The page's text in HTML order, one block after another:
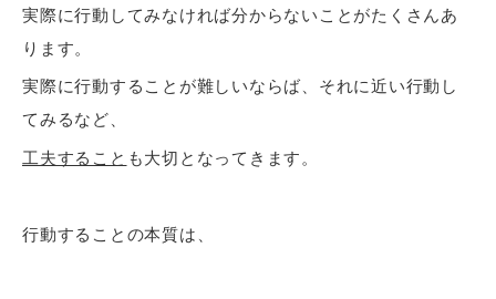
実際に行動してみなければ分からないことがたくさんあ
ります。
実際に行動することが難しいならば、それに近い行動し
てみるなど、
工夫すること も大切となってきます。
行動することの本質は、